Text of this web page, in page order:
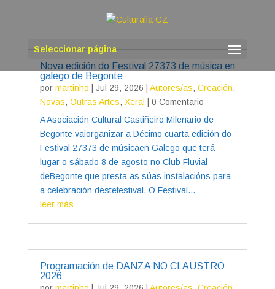
Seleccionar página
Nova edición do Festival 27373 de música en
galego de Begonte
por martinho Jul 29, 2026 Autores/as, Creación,
Novas, Outras Artes, Xeral
| 0 Comentario
A Asociación Cultural Castiñeiro Milenario de
Begonte vaiorganizar a Décimo cuarta edición do
Festival 27373 de músicaen Galego que terá
lugar o sábado 8 de agosto no Club Fluvial
deBegonte que presta as súas instalacións para
a celebración destefestival. O Festival...
leer más
Programación de DANZA NO CLAUSTRO
2026